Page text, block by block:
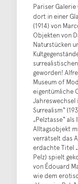
Pariser
dort in einer
(1914) von
Objekten von
Naturstücken
geworden!
Museum of
eigentümliche
Jahreswechsel
Surrealism“
„Pelztasse“
Alltagsobjekt
verrätselt das
erdachte Titel
Pelz) spielt
von Édouard
wie dem